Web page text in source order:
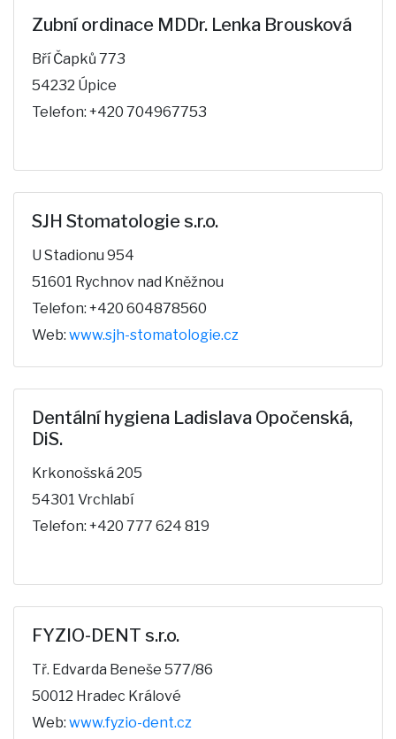
Zubní ordinace MDDr. Lenka Brousková
Bří Čapků 773
54232 Úpice
Telefon: +420 704967753
SJH Stomatologie s.r.o.
U Stadionu 954
51601 Rychnov nad Kněžnou
Telefon: +420 604878560
Web: www.sjh-stomatologie.cz
Dentální hygiena Ladislava Opočenská,
DiS.
Krkonošská 205
54301 Vrchlabí
Telefon: +420 777 624 819
FYZIO-DENT s.r.o.
Tř. Edvarda Beneše 577/86
50012 Hradec Králové
Web: www.fyzio-dent.cz